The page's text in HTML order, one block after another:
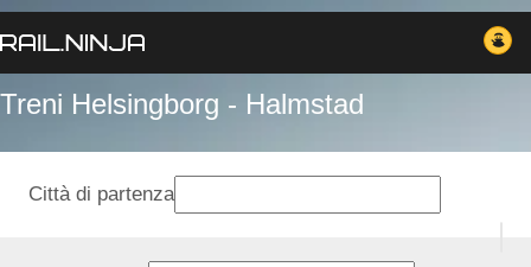
Treni Helsingborg - Halmstad
Città di partenza